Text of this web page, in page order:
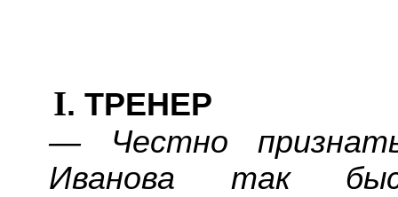
I. ТРЕНЕР
— Честно
Иванова так